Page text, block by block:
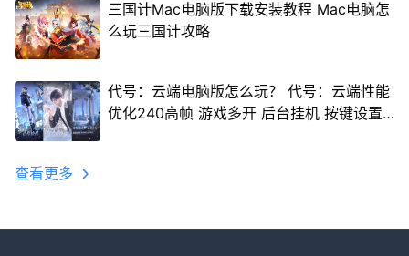
三国计Mac电脑版下载安装教程 Mac电脑怎
么玩三国计攻略
代号：云端电脑版怎么玩？ 代号：云端性能
优化240高帧 游戏多开 后台挂机 按键设置
查看更多